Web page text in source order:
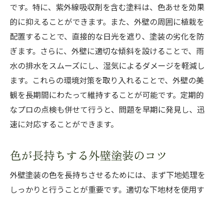
です。特に、紫外線吸収剤を含む塗料は、色あせを効果
的に抑えることができます。また、外壁の周囲に植栽を
配置することで、直接的な日光を遮り、塗装の劣化を防
ぎます。さらに、外壁に適切な傾斜を設けることで、雨
水の排水をスムーズにし、湿気によるダメージを軽減し
ます。これらの環境対策を取り入れることで、外壁の美
観を長期間にわたって維持することが可能です。定期的
なプロの点検も併せて行うと、問題を早期に発見し、迅
速に対応することができます。
色が長持ちする外壁塗装のコツ
外壁塗装の色を長持ちさせるためには、まず下地処理を
しっかりと行うことが重要です。適切な下地材を使用す